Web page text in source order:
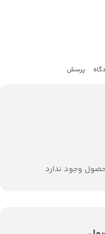
پرسش
وجود ندارد